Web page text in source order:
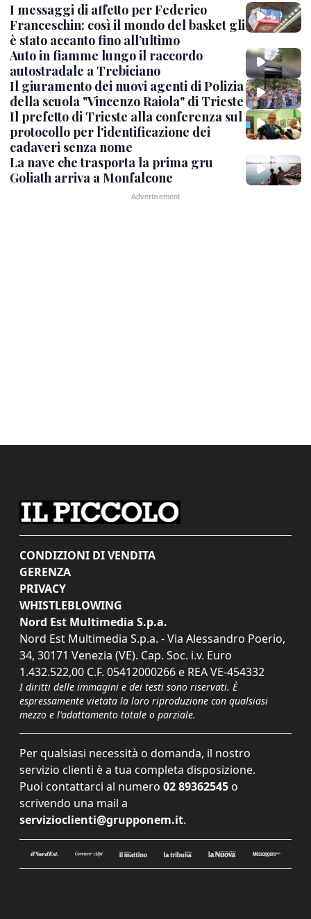
I messaggi di affetto per Federico
Franceschin: così il mondo del basket gli
è stato accanto fino all’ultimo
Auto in fiamme lungo il raccordo
autostradale a Trebiciano
Il giuramento dei nuovi agenti di Polizia
della scuola "Vincenzo Raiola" di Trieste
Il prefetto di Trieste alla conferenza sul
protocollo per l'identificazione dei
cadaveri senza nome
La nave che trasporta la prima gru
Goliath arriva a Monfalcone
CONDIZIONI DI VENDITA
GERENZA
PRIVACY
WHISTLEBLOWING
Nord Est Multimedia S.p.a.
Nord Est Multimedia S.p.a. - Via Alessandro Poerio,
34, 30171 Venezia (VE). Cap. Soc. i.v. Euro
1.432.522,00 C.F. 05412000266 e REA VE-454332
I diritti delle immagini e dei testi sono riservati. È
espressamente vietata la loro riproduzione con qualsiasi
mezzo e l'adattamento totale o parziale.
Per qualsiasi necessità o domanda, il nostro
servizio clienti è a tua completa disposizione.
Puoi contattarci al numero 02 89362545 o
scrivendo una mail a
servizioclienti@grupponem.it.